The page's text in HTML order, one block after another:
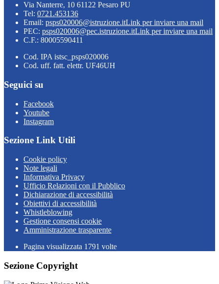
Via Nanterre, 10 61122 Pesaro PU
Tel: 0721.453136
Email: psps020006@istruzione.itLink per inviare una mail
PEC: psps020006@pec.istruzione.itLink per inviare una mail
C.F.: 80005590411
Cod. IPA istsc_psps020006
Cod. uff. fatt. elettr. UF46UH
Seguici su
Facebook
Youtube
Instagram
Sezione Link Utili
Cookie policy
Note legali
Informativa Privacy
Ufficio Relazioni con il Pubblico
Dichiarazione di accessibilità
Obiettivi di accessibilità
Whistleblowing
Gestione consensi cookie
Amministrazione trasparente
Pagina visualizzata 1791 volte
Sezione Copyright